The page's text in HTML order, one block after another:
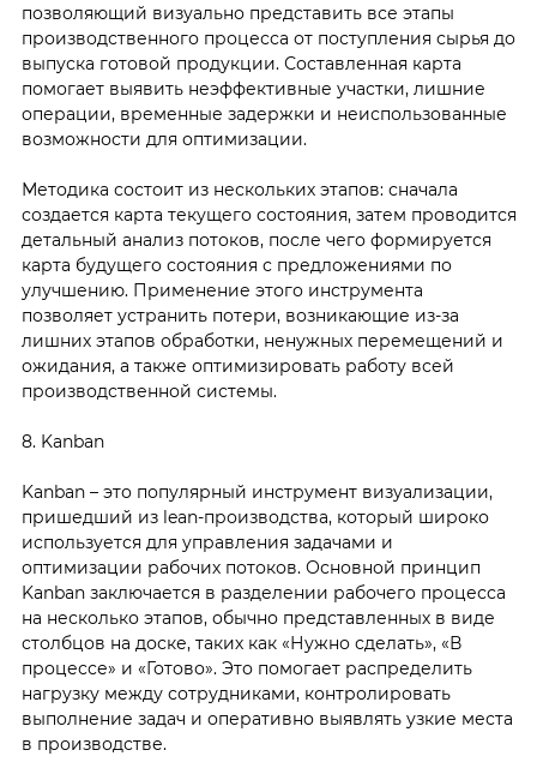
позволяющий визуально представить все этапы
производственного процесса от поступления сырья до
выпуска готовой продукции. Составленная карта
помогает выявить неэффективные участки, лишние
операции, временные задержки и неиспользованные
возможности для оптимизации.
Методика состоит из нескольких этапов: сначала
создается карта текущего состояния, затем проводится
детальный анализ потоков, после чего формируется
карта будущего состояния с предложениями по
улучшению. Применение этого инструмента
позволяет устранить потери, возникающие из-за
лишних этапов обработки, ненужных перемещений и
ожидания, а также оптимизировать работу всей
производственной системы.
8. Kanban
Kanban – это популярный инструмент визуализации,
пришедший из lean-производства, который широко
используется для управления задачами и
оптимизации рабочих потоков. Основной принцип
Kanban заключается в разделении рабочего процесса
на несколько этапов, обычно представленных в виде
столбцов на доске, таких как «Нужно сделать», «В
процессе» и «Готово». Это помогает распределить
нагрузку между сотрудниками, контролировать
выполнение задач и оперативно выявлять узкие места
в производстве.